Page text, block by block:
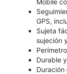
Mobile
GPS,
Sujeta
sujeción
Durable